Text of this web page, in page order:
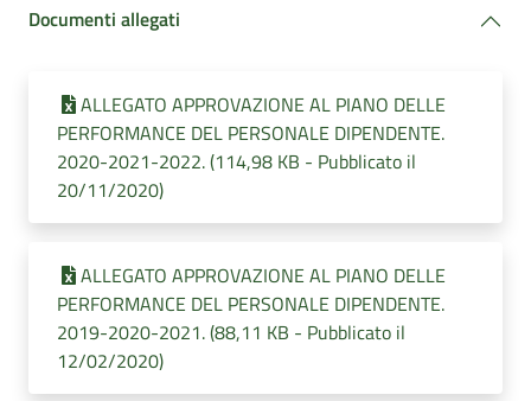
Documenti allegati
ALLEGATO APPROVAZIONE AL PIANO DELLE
PERFORMANCE DEL PERSONALE DIPENDENTE.
2020-2021-2022. (114,98 KB - Pubblicato il
20/11/2020)
ALLEGATO APPROVAZIONE AL PIANO DELLE
PERFORMANCE DEL PERSONALE DIPENDENTE.
2019-2020-2021. (88,11 KB - Pubblicato il
12/02/2020)